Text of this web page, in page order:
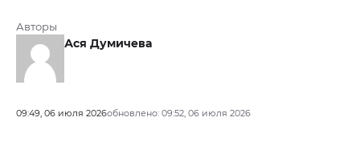
Авторы
Ася Думичева
09:49, 06 июля 2026обновлено: 09:52, 06 июля 2026